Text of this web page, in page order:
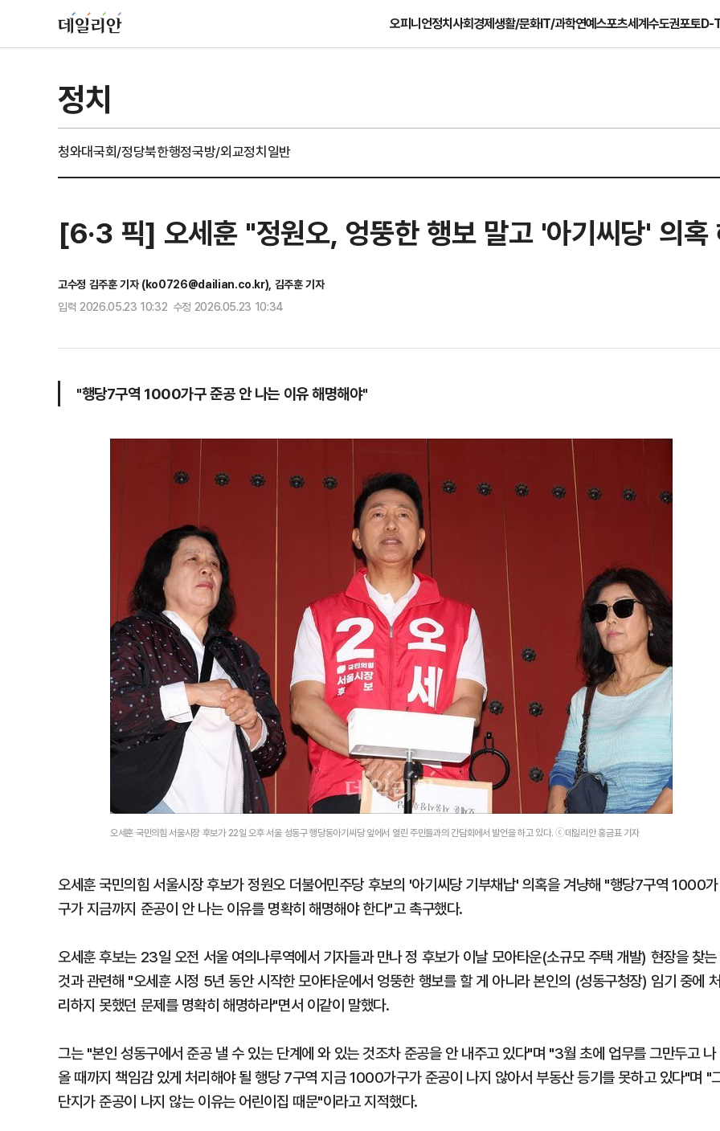
오피니언정치사회경제생활/문화IT/과학연예스포츠세계수도권포토D-
정치
청와대국회/정당북한행정국방/외교정치일반
[6·3 픽] 오세훈 "정원오, 엉뚱한 행보 말고 '아기씨당' 의혹
고수정 김주훈 기자 (ko0726@dailian.co.kr), 김주훈 기자
입력 2026.05.23 10:32 수정 2026.05.23 10:34
"행당7구역 1000가구 준공 안 나는 이유 해명해야"
오세훈 국민의힘 서울시장 후보가 22일 오후 서울 성동구 행당동아기씨당 앞에서 열린 주민들과의 간담회에서 발언을 하고 있다. ⓒ데일리안 홍금표 기자
오세훈 국민의힘 서울시장 후보가 정원오 더불어민주당 후보의 '아기씨당 기부채납' 의혹을 겨냥해 "행당7구역 1000가
구가 지금까지 준공이 안 나는 이유를 명확히 해명해야 한다"고 촉구했다.
오세훈 후보는 23일 오전 서울 여의나루역에서 기자들과 만나 정 후보가 이날 모아타운(소규모 주택 개발) 현장을 찾는
것과 관련해 "오세훈 시정 5년 동안 시작한 모아타운에서 엉뚱한 행보를 할 게 아니라 본인의 (성동구청장) 임기 중에
리하지 못했던 문제를 명확히 해명하라"면서 이같이 말했다.
그는 "본인 성동구에서 준공 낼 수 있는 단계에 와 있는 것조차 준공을 안 내주고 있다"며 "3월 초에 업무를 그만두고 나
올 때까지 책임감 있게 처리해야 될 행당 7구역 지금 1000가구가 준공이 나지 않아서 부동산 등기를 못하고 있다"며 "
단지가 준공이 나지 않는 이유는 어린이집 때문"이라고 지적했다.
"삼성·SK보다 싸게 달라"…
에 '더 비싸다' 퇴짜
[데일리안 오늘뉴스 종합] 축
인 심판에 성접대 의혹, 李대
지율 하락 의식했나, 삼전닉스
물, SK하이닉스 프리마켓 시
점화, 김민석 "과반 승리 가
李대통령, 20대 지지율 하락
나…"청년 보편적 지원 문턱
'압수수색·성접대 의혹' 송두
대한민국 축구판
"약만으론 한계"…당뇨병 '시
과학자의 도전 [내일의 닥터]